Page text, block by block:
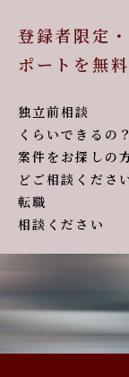
登録者限定
ポートを無
独立前相談 ：
くらいできるの
案件をお探しの
どご相談くださ
転職 ：SAP
相談ください